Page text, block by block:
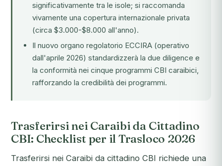
significativamente tra le isole; si raccomanda
vivamente una copertura internazionale privata
(circa $3.000-$8.000 all'anno).
Il nuovo organo regolatorio ECCIRA (operativo
dall'aprile 2026) standardizzerà la due diligence e
la conformità nei cinque programmi CBI caraibici,
rafforzando la credibilità dei programmi.
Trasferirsi nei Caraibi da Cittadino
CBI: Checklist per il Trasloco 2026
Trasferirsi nei Caraibi da cittadino CBI richiede una